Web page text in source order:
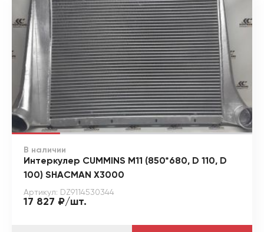
В наличии
Интеркулер CUMMINS M11 (850*680, D 110, D
100) SHACMAN X3000
Артикул: DZ9114530344
17 827 ₽/шт.